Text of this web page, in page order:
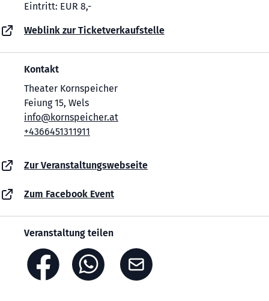
Eintritt: EUR 8,-
Weblink zur Ticketverkaufstelle
Kontakt
Theater Kornspeicher
Feiung 15, Wels
info@kornspeicher.at
+4366451311911
Zur Veranstaltungswebseite
Zum Facebook Event
Veranstaltung teilen